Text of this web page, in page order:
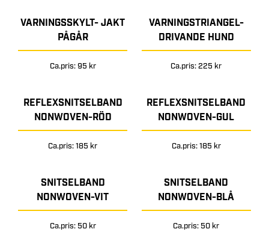
VARNINGSSKYLT- JAKT
PÅGÅR
Ca.pris: 95 kr
VARNINGSTRIANGEL-
DRIVANDE HUND
Ca.pris: 225 kr
REFLEXSNITSELBAND
NONWOVEN-RÖD
Ca.pris: 185 kr
REFLEXSNITSELBAND
NONWOVEN-GUL
Ca.pris: 185 kr
SNITSELBAND
NONWOVEN-VIT
Ca.pris: 50 kr
SNITSELBAND
NONWOVEN-BLÅ
Ca.pris: 50 kr